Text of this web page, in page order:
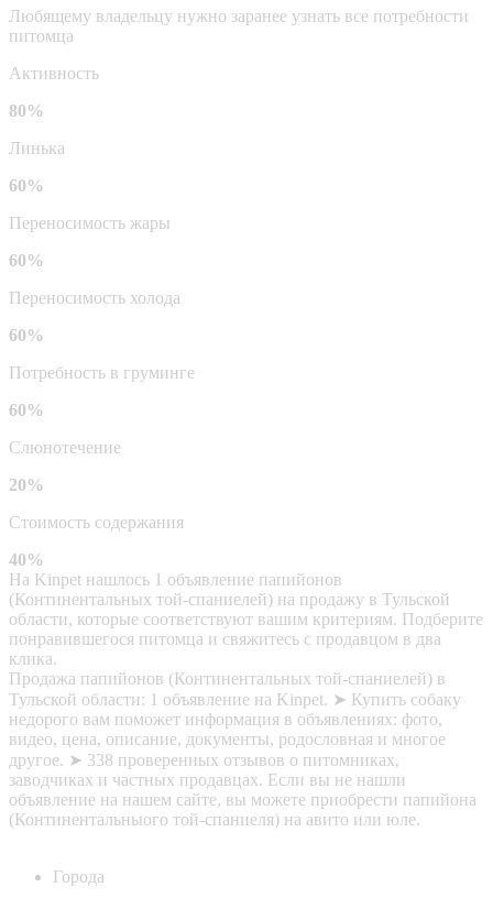
Любящему владельцу нужно заранее узнать все потребности
питомца
Активность
80%
Линька
60%
Переносимость жары
60%
Переносимость холода
60%
Потребность в груминге
60%
Слюнотечение
20%
Стоимость содержания
40%
На Kinpet нашлось 1 объявление папийонов
(Континентальных той-спаниелей) на продажу в Тульской
области, которые соответствуют вашим критериям. Подберите
понравившегося питомца и свяжитесь с продавцом в два
клика.
Продажа папийонов (Континентальных той-спаниелей) в
Тульской области: 1 объявление на Kinpet. ➤ Купить собаку
недорого вам поможет информация в объявлениях: фото,
видео, цена, описание, документы, родословная и многое
другое. ➤ 338 проверенных отзывов о питомниках,
заводчиках и частных продавцах. Если вы не нашли
объявление на нашем сайте, вы можете приобрести папийона
(Континентальныого той-спаниеля) на авито или юле.
Города